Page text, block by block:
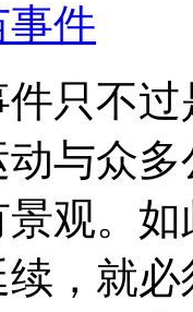
件
只不
与众
观。
续，就